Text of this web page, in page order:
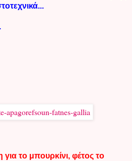
για το μπουρκίνι, φέτος το